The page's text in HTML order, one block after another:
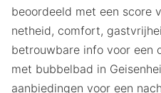
beoordeeld met een score
netheid, comfort,
betrouwbare info voor een
met bubbelbad in
aanbiedingen voor een